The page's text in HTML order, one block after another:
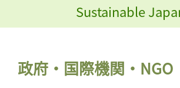
Sustainable
政府・国際機関・NGO